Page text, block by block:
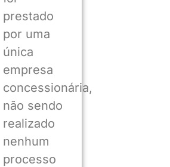
prestado
por uma
única
empresa
concessionária,
não sendo
realizado
nenhum
processo